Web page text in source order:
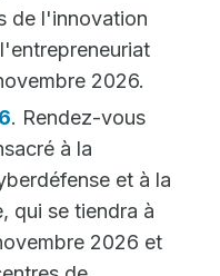
de l'innovation
2026.
. Rendez-vous
à la
et à la
qui se tiendra à
2026 et